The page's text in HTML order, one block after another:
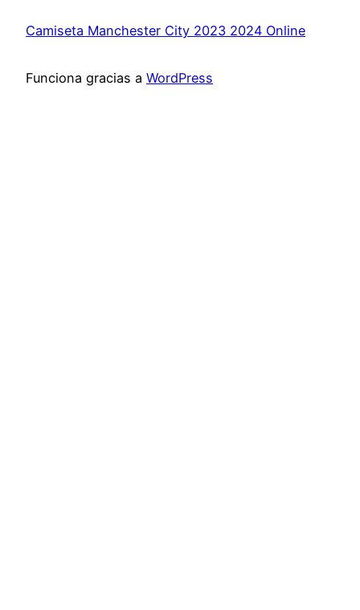
Camiseta Manchester City 2023 2024 Online
Funciona gracias a WordPress